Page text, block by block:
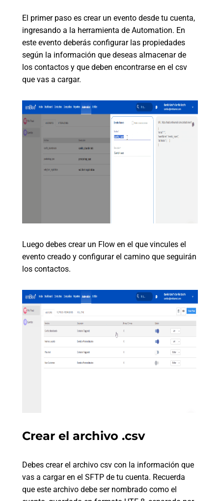
El primer paso es crear un evento desde tu cuenta,
ingresando a la herramienta de Automation. En
este evento deberás configurar las propiedades
según la información que deseas almacenar de
los contactos y que deben encontrarse en el csv
que vas a cargar.
Luego debes crear un Flow en el que vincules el
evento creado y configurar el camino que seguirán
los contactos.
Crear el archivo .csv
Debes crear el archivo csv con la información que
vas a cargar en el SFTP de tu cuenta. Recuerda
que este archivo debe ser nombrado como el